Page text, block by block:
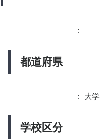
都道府県
：
学校区分
： 大学